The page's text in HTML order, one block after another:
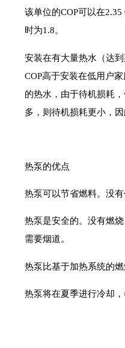
该单位的COP可以在
时为1.8。
安装在有大量热水（达
COP高于安装在低用户
的热水，由于待机损耗
多，则待机损耗更小，因
热泵的优点
热泵可以节省燃料。没有
热泵是安全的。没有燃
需要烟道。
热泵比基于加热系统的燃
热泵将在夏季进行冷却，